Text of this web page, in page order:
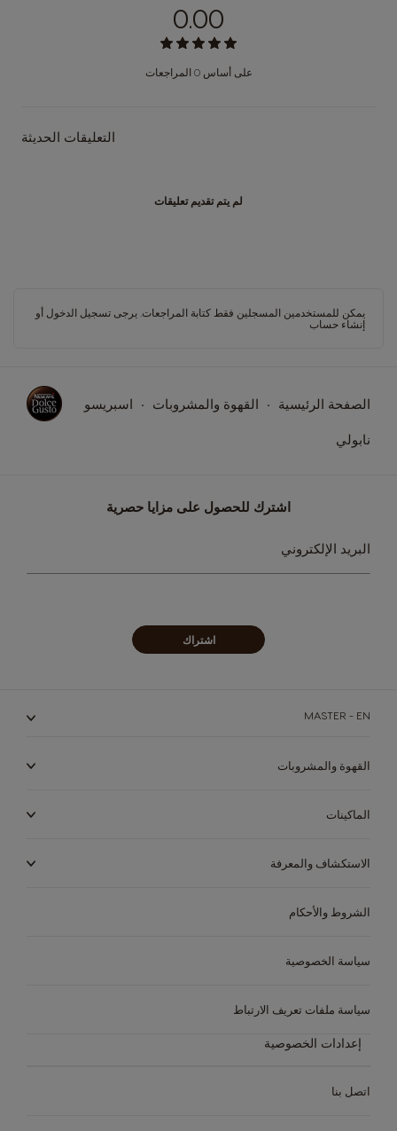
0.00
على أساس 0 المراجعات
التعليقات الحديثة
لم يتم تقديم تعليقات
يمكن للمستخدمين المسجلين فقط كتابة المراجعات. يرجى تسجيل الدخول أو
إنشاء حساب
الصفحة الرئيسية القهوة والمشروبات اسبريسو
نابولي
اشترك للحصول على مزايا حصرية
سجل
في
نشرتنا
البريد الإلكتروني
اشتراك
MASTER - EN
القهوة والمشروبات
الماكينات
الاستكشاف والمعرفة
اتصل بنا
الشروط والأحكام
سياسة الخصوصية
سياسة ملفات تعريف الارتباط
إعدادات الخصوصية